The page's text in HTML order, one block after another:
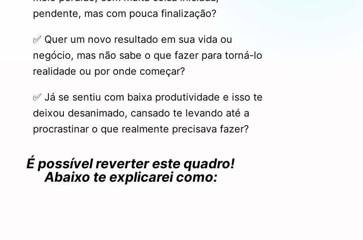
pendente, mas com pouca finalização?
✅ Quer um novo resultado em sua vida ou
negócio, mas não sabe o que fazer para torná-lo
realidade ou por onde começar?
✅ Já se sentiu com baixa produtividade e isso te
deixou desanimado, cansado te levando até a
procrastinar o que realmente precisava fazer?
É possível reverter este quadro!
Abaixo te explicarei como: